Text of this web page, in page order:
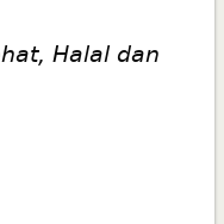
Halal dan